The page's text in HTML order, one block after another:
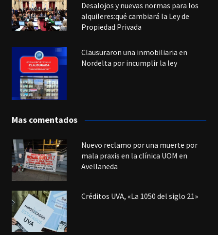
Desalojos y nuevas normas para los
alquileres:qué cambiará la Ley de
Propiedad Privada
Clausuraron una inmobiliaria en
Nordelta por incumplir la ley
Mas comentados
Nuevo reclamo por una muerte por
mala praxis en la clínica UOM en
Avellaneda
Créditos UVA, «La 1050 del siglo 21»